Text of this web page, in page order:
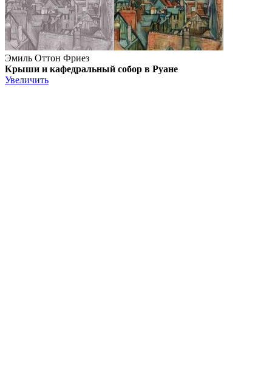
Эмиль Оттон Фриез
Крыши и кафедральный собор в Руане
Увеличить